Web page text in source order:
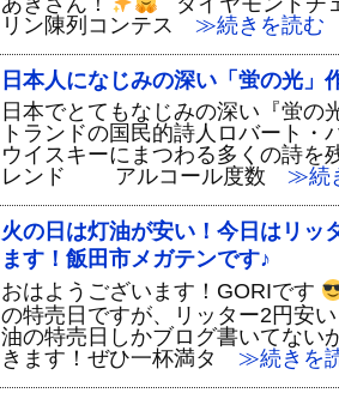
リン陳列コンテス ≫続きを読む
日本人になじみの深い「蛍の光」
日本でとてもなじみの深い『蛍の
トランドの国民的詩人ロバート・
ウイスキーにまつわる多くの詩
レンド アルコール度数 ≫続
火の日は灯油が安い！今日はリッ
ます！飯田市メガテンです♪
おはようございます！GORIです
の特売日ですが、リッター2円安
油の特売日しかブログ書いてな
きます！ぜひ一杯満タ
≫続きを